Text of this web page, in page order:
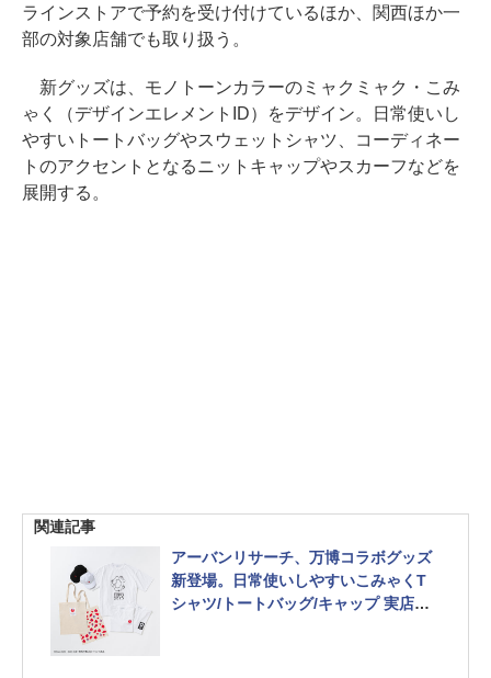
ラインストアで予約を受け付けているほか、関西ほか一
部の対象店舗でも取り扱う。
新グッズは、モノトーンカラーのミャクミャク・こみ
ゃく（デザインエレメントID）をデザイン。日常使いし
やすいトートバッグやスウェットシャツ、コーディネー
トのアクセントとなるニットキャップやスカーフなどを
展開する。
関連記事
アーバンリサーチ、万博コラボグッズ
新登場。日常使いしやすいこみゃくT
シャツ/トートバッグ/キャップ 実店舗